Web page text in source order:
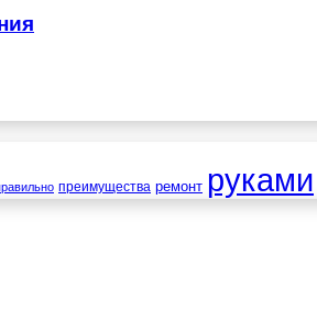
преимущества ремонт руками